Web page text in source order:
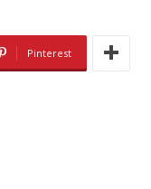
Pinterest